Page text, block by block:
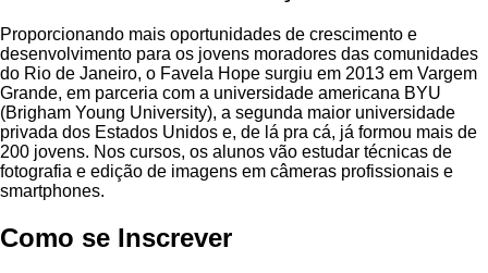
Proporcionando mais oportunidades de crescimento e
desenvolvimento para os jovens moradores das comunidades
do Rio de Janeiro, o Favela Hope surgiu em 2013 em Vargem
Grande, em parceria com a universidade americana BYU
(Brigham Young University), a segunda maior universidade
privada dos Estados Unidos e, de lá pra cá, já formou mais de
200 jovens. Nos cursos, os alunos vão estudar técnicas de
fotografia e edição de imagens em câmeras profissionais e
smartphones.
Como se Inscrever